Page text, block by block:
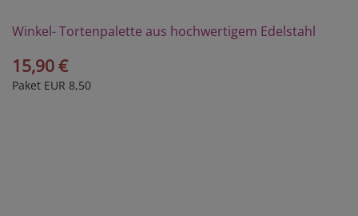
Winkel- Tortenpalette aus hochwertigem Edelstahl
15,90 €
Paket EUR 8,50